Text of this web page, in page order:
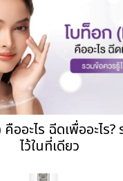
ออะไร ฉีดเพื่ออะไร?
ไว้ในที่เดียว